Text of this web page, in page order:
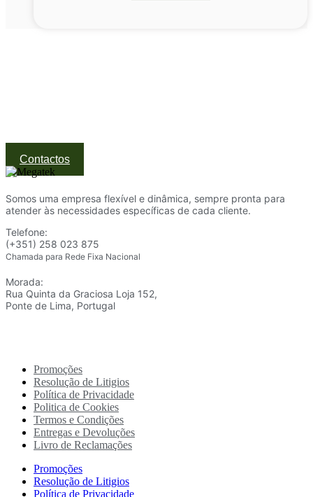
Contactos
Somos uma empresa flexível e dinâmica, sempre pronta para
atender às necessidades específicas de cada cliente.
Telefone:
(+351) 258 023 875
Chamada para Rede Fixa Nacional
Morada:
Rua Quinta da Graciosa Loja 152,
Ponte de Lima, Portugal
Promoções
Resolução de Litigios
Política de Privacidade
Politica de Cookies
Termos e Condições
Entregas e Devoluções
Livro de Reclamações
Promoções
Resolução de Litigios
Política de Privacidade